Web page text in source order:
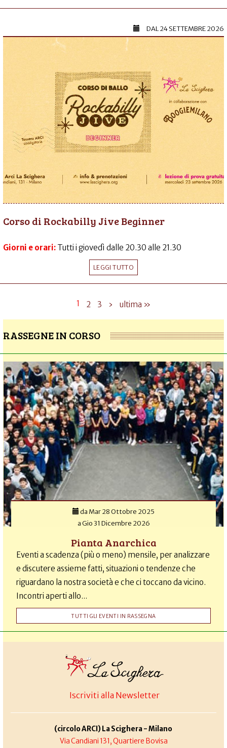
DAL24 SETTEMBRE 2026
Corso di Rockabilly Jive Beginner
Giorni e orari: Tutti i giovedì dalle 20.30 alle 21.30
LEGGI TUTTO
1 2 3 › ultima »
RASSEGNE IN CORSO
da Mar 28 Ottobre 2025
aGio 31 Dicembre 2026
Pianta Anarchica
Eventi a scadenza (più o meno) mensile, per analizzare
e discutere assieme fatti, situazioni o tendenze che
riguardano la nostra società e che ci toccano da vicino.
Incontri aperti allo...
TUTTI GLI EVENTI IN RASSEGNA
Iscriviti alla Newsletter
(circolo ARCI) La Scighera - Milano
Via Candiani 131, Quartiere Bovisa